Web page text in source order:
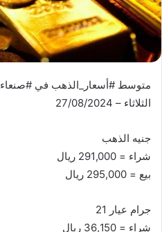
متوسط #أسعار_الذهب في #صنعاء
الثلاثاء – 27/08/2024
جنيه الذهب
شراء = 291,000 ريال
بيع = 295,000 ريال
جرام عيار 21
شراء = 36,150 ريال